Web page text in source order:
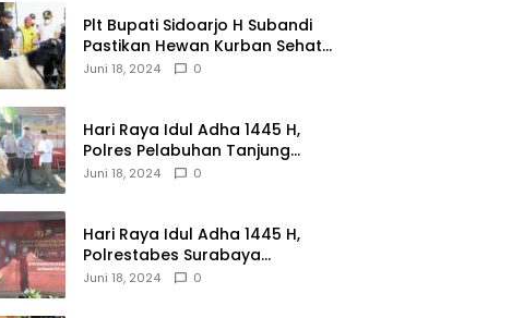
Plt Bupati Sidoarjo H Subandi
Pastikan Hewan Kurban Sehat
dan Aman
Juni 18, 2024 0
Hari Raya Idul Adha 1445 H,
Polres Pelabuhan Tanjung
Perak Salurkan 49 Hewan
Juni 18, 2024 0
Hari Raya Idul Adha 1445 H,
Polrestabes Surabaya
Menerima dan Menyalurkan
Juni 18, 2024 0